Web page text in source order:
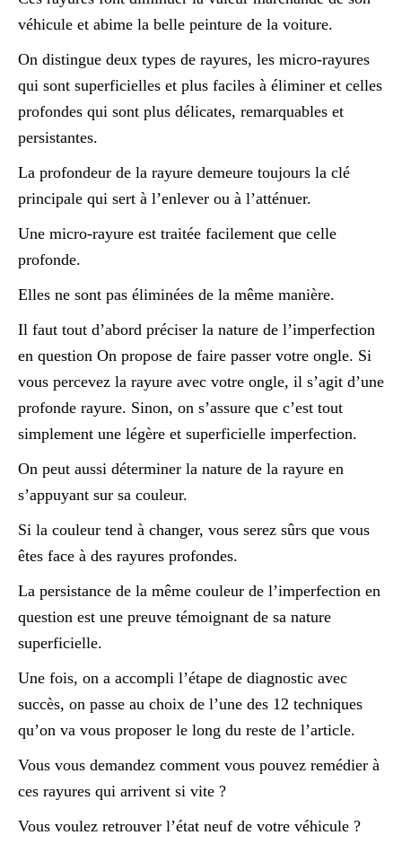
véhicule et abime la belle peinture de la voiture.
On distingue deux types de rayures, les micro-rayures
qui sont superficielles et plus faciles à éliminer et celles
profondes qui sont plus délicates, remarquables et
persistantes.
La profondeur de la rayure demeure toujours la clé
principale qui sert à l’enlever ou à l’atténuer.
Une micro-rayure est traitée facilement que celle
profonde.
Elles ne sont pas éliminées de la même manière.
Il faut tout d’abord préciser la nature de l’imperfection
en question On propose de faire passer votre ongle. Si
vous percevez la rayure avec votre ongle, il s’agit d’une
profonde rayure. Sinon, on s’assure que c’est tout
simplement une légère et superficielle imperfection.
On peut aussi déterminer la nature de la rayure en
s’appuyant sur sa couleur.
Si la couleur tend à changer, vous serez sûrs que vous
êtes face à des rayures profondes.
La persistance de la même couleur de l’imperfection en
question est une preuve témoignant de sa nature
superficielle.
Une fois, on a accompli l’étape de diagnostic avec
succès, on passe au choix de l’une des 12 techniques
qu’on va vous proposer le long du reste de l’article.
Vous vous demandez comment vous pouvez remédier à
ces rayures qui arrivent si vite ?
Vous voulez retrouver l’état neuf de votre véhicule ?